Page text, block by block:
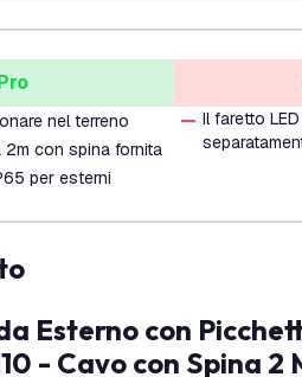
nel terreno
con spina fornita
per esterni
Il faretto
- Cavo con Spina 2